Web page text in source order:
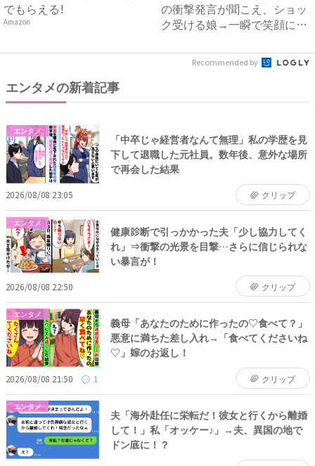
でもらえる!
Amazon
の衝撃発言が聞こえ、ショッ
ク受ける娘→一瞬で笑顔に変
Recommended by
エンタメの新着記事
エンタメ
「中卒じゃ経営者なんて無理」私の学歴を見
下して退職した元社員。数年後、意外な場所
で再会した結果
2026/08/08 23:05 クリップ
エンタメ
健康診断で引っかかった夫「少し協力してく
れ」⇒衝撃の光景を目撃…さらに信じられな
い暴言が！
2026/08/08 22:50 クリップ
エンタメ
義母「あなたのために作ったの♡食べて？」
悪意に満ちた差し入れ→「食べてくださいね
♡」嫁のお返し！
2026/08/08 21:50 1 クリップ
エンタメ
夫「海外赴任に栄転だ！彼女と行くから離婚
して！」私「オッケー♪」→夫、異国の地で
ドン底に！？